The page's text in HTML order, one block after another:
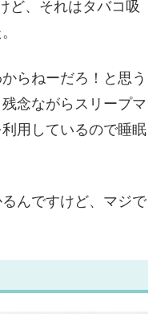
ど、それはタバコ吸
らねーだろ！と思う
念ながらスリープマ
用しているので睡眠
んですけど、マジで